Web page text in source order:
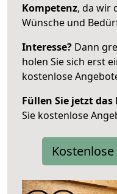
Kompetenz, da wir
Wünsche und
Interesse? Dann
holen Sie sich erst
kostenlose
Füllen Sie jetzt
Sie kostenlose